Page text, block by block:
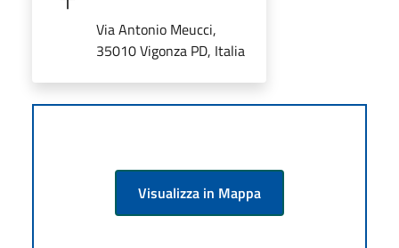
Via Antonio Meucci,
35010 Vigonza PD, Italia
Visualizza in Mappa